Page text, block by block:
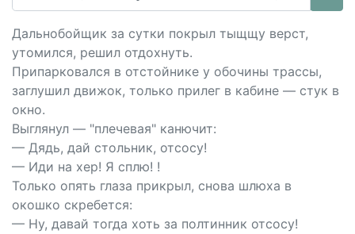
Дальнобойщик за сутки покрыл тыщщу верст,
утомился, решил отдохнуть.
Припарковался в отстойнике у обочины трассы,
заглушил движок, только прилег в кабине — стук в
окно.
Выглянул — "плечевая" канючит:
— Дядь, дай стольник, отсосу!
— Иди на хер! Я сплю! !
Только опять глаза прикрыл, снова шлюха в
окошко скребется:
— Ну, давай тогда хоть за полтинник отсосу!